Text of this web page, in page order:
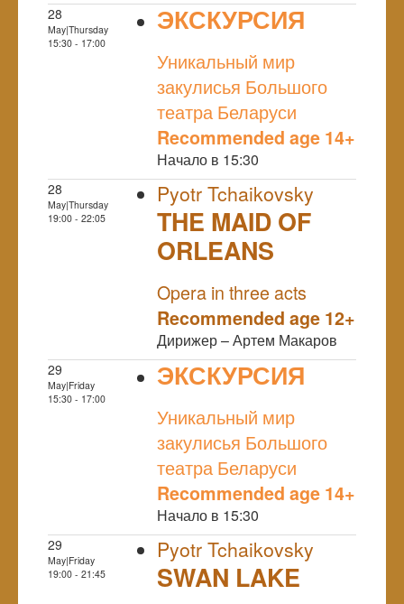
28
May|Thursday
15:30 - 17:00
ЭКСКУРСИЯ
Уникальный мир
закулисья Большого
театра Беларуси
Recommended age 14+
Начало в 15:30
28
May|Thursday
19:00 - 22:05
Pyotr Tchaikovsky
THE MAID OF
ORLEANS
Opera in three acts
Recommended age 12+
Дирижер – Артем Макаров
29
May|Friday
15:30 - 17:00
ЭКСКУРСИЯ
Уникальный мир
закулисья Большого
театра Беларуси
Recommended age 14+
Начало в 15:30
29
May|Friday
19:00 - 21:45
Pyotr Tchaikovsky
SWAN LAKE